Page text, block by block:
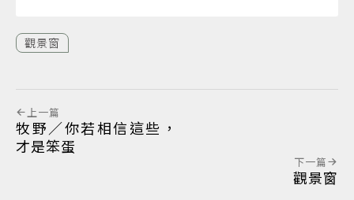
觀景窗
上一篇
牧野／你若相信這些，
才是笨蛋
下一篇
觀景窗